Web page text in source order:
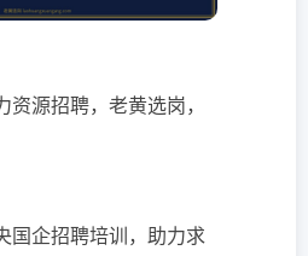
源招聘，老黄选岗，
国企招聘培训，助力求